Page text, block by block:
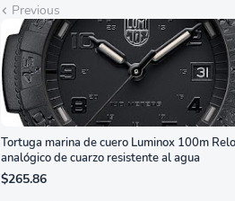
Previous
Tortuga marina de cuero Luminox 100m
analógico de cuarzo resistente al agua
$265.86